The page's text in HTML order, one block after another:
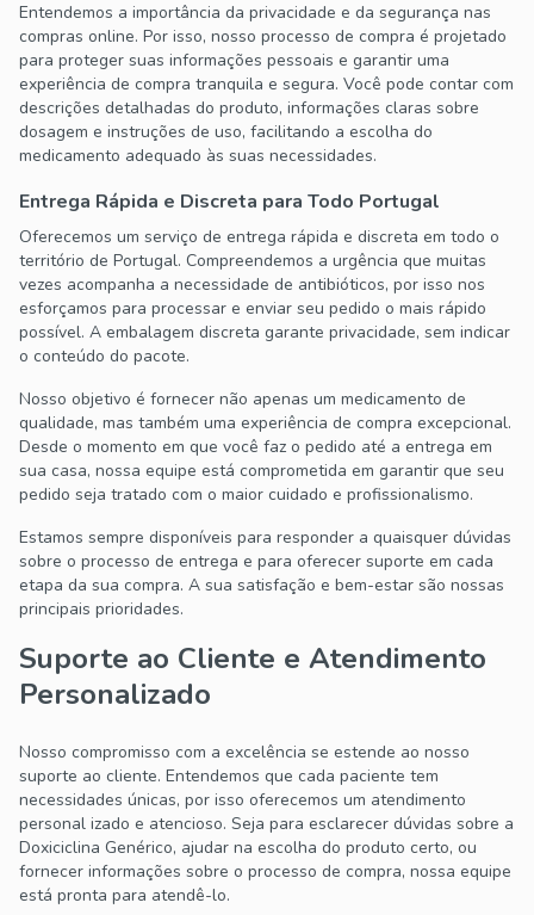
Entendemos a importância da privacidade e da segurança nas
compras online. Por isso, nosso processo de compra é projetado
para proteger suas informações pessoais e garantir uma
experiência de compra tranquila e segura. Você pode contar com
descrições detalhadas do produto, informações claras sobre
dosagem e instruções de uso, facilitando a escolha do
medicamento adequado às suas necessidades.
Entrega Rápida e Discreta para Todo Portugal
Oferecemos um serviço de entrega rápida e discreta em todo o
território de Portugal. Compreendemos a urgência que muitas
vezes acompanha a necessidade de antibióticos, por isso nos
esforçamos para processar e enviar seu pedido o mais rápido
possível. A embalagem discreta garante privacidade, sem indicar
o conteúdo do pacote.
Nosso objetivo é fornecer não apenas um medicamento de
qualidade, mas também uma experiência de compra excepcional.
Desde o momento em que você faz o pedido até a entrega em
sua casa, nossa equipe está comprometida em garantir que seu
pedido seja tratado com o maior cuidado e profissionalismo.
Estamos sempre disponíveis para responder a quaisquer dúvidas
sobre o processo de entrega e para oferecer suporte em cada
etapa da sua compra. A sua satisfação e bem-estar são nossas
principais prioridades.
Suporte ao Cliente e Atendimento
Personalizado
Nosso compromisso com a excelência se estende ao nosso
suporte ao cliente. Entendemos que cada paciente tem
necessidades únicas, por isso oferecemos um atendimento
personal izado e atencioso. Seja para esclarecer dúvidas sobre a
Doxiciclina Genérico, ajudar na escolha do produto certo, ou
fornecer informações sobre o processo de compra, nossa equipe
está pronta para atendê-lo.